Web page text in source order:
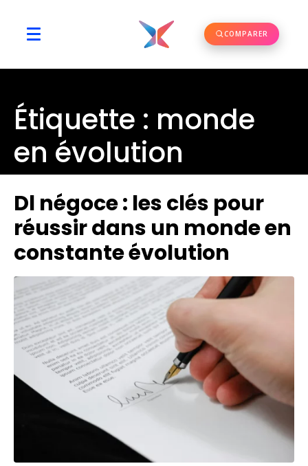
COMPARER
Étiquette : monde
en évolution
Dl négoce : les clés pour
réussir dans un monde en
constante évolution